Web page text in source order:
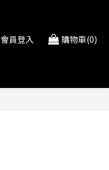
會員登入 購物車(0)